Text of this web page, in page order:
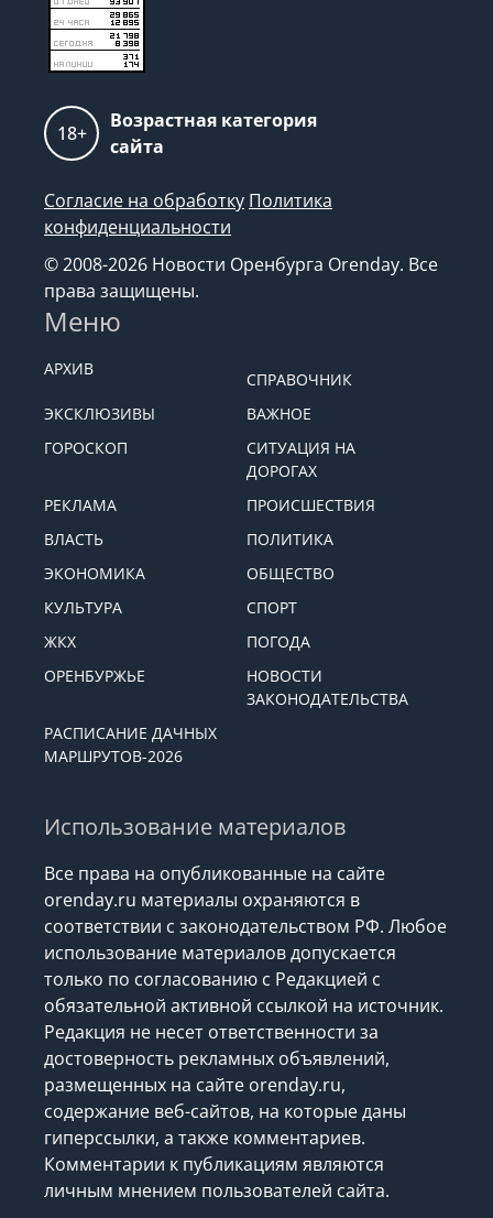
18+
Возрастная категория
сайта
Согласие на обработку Политика
конфиденциальности
© 2008-2026 Новости Оренбурга Orenday. Все
права защищены.
Меню
АРХИВ
СПРАВОЧНИК
ЭКСКЛЮЗИВЫ
ВАЖНОЕ
ГОРОСКОП
СИТУАЦИЯ НА
ДОРОГАХ
РЕКЛАМА
ПРОИСШЕСТВИЯ
ВЛАСТЬ
ПОЛИТИКА
ЭКОНОМИКА
ОБЩЕСТВО
КУЛЬТУРА
СПОРТ
ЖКХ
ПОГОДА
ОРЕНБУРЖЬЕ
НОВОСТИ
ЗАКОНОДАТЕЛЬСТВА
РАСПИСАНИЕ ДАЧНЫХ
МАРШРУТОВ-2026
Использование материалов
Все права на опубликованные на сайте
orenday.ru материалы охраняются в
соответствии с законодательством РФ. Любое
использование материалов допускается
только по согласованию с Редакцией с
обязательной активной ссылкой на источник.
Редакция не несет ответственности за
достоверность рекламных объявлений,
размещенных на сайте orenday.ru,
содержание веб-сайтов, на которые даны
гиперссылки, а также комментариев.
Комментарии к публикациям являются
личным мнением пользователей сайта.